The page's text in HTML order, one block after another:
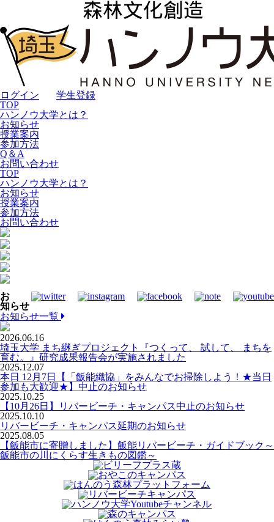
ログイン
学生登録
TOP
ハンノウ大学とは？
お知らせ
授業案内
参加方法
Q＆A
お問い合わせ
TOP
ハンノウ大学とは？
お知らせ
授業案内
参加方法
お問い合わせ
お
知らせ
お知らせ一覧
2026.06.16
埼玉大学 まち継ぎプロジェクト『つくって、 試して、 まちを
育む。』研究成果報告会が実施されました
2025.12.07
本日 12月7日【「飯能織協」をみんなでお掃除しよう！★当日
参加も大歓迎★】中止のお知らせ
2025.10.25
【10月26日】リバービーチ・キャンパス中止のお知らせ
2025.10.10
リバービーチ・キャンパス延期のお知らせ
2025.08.05
【飯能市に寄贈しました】飯能リバービーチ・ガイドブック～
飯能市の川にくらす生きもの図鑑～